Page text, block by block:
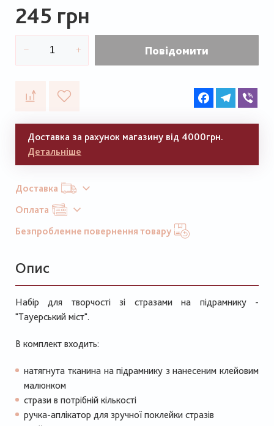
245 грн
Повідомити
FacebookTelegram
Доставка за рахунок магазину від 4000грн.
Детальніше
Доставка
Оплата
Безпроблемне повернення товару
Опис
Набір для творчості зі стразами на підрамнику -
"Тауерський міст".
В комплект входить:
натягнута тканина на підрамнику з нанесеним клейовим
малюнком
стрази в потрібній кількості
ручка-аплікатор для зручної поклейки стразів